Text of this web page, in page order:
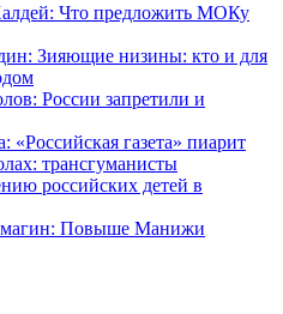
Что предложить МОКу
Зияющие низины: кто и для
России запретили и
газета» пиарит
трансгуманисты
российских детей в
Повыше Манижи